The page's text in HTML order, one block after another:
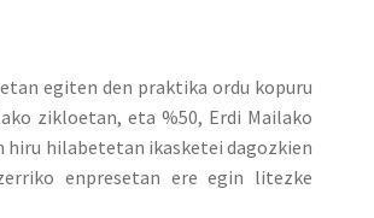
egiten den praktika ordu kopuru
zikloetan, eta %50, Erdi Mailako
hiru hilabetetan ikasketei dagozkien
enpresetan ere egin litezke